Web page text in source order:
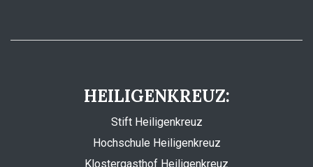
HEILIGENKREUZ:
Stift Heiligenkreuz
Hochschule Heiligenkreuz
Klostergasthof Heiligenkreuz